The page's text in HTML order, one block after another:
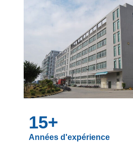
15+
Années d'expérience